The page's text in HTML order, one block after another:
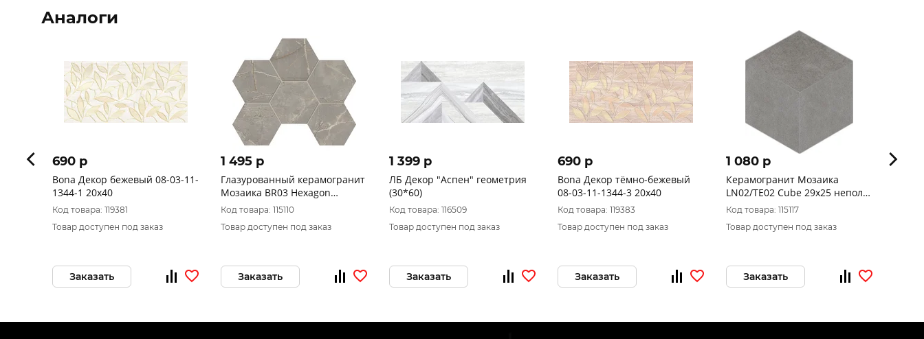
Аналоги
690 p
Bona Декор бежевый 08-03-11-
1344-1 20х40
Код товара: 119381
Товар доступен под заказ
Заказать
1 495 p
Глазурованный керамогранит
Мозаика BR03 Hexagon
25x28,5 непол. (Без
характеристики)
Код товара: 115110
Товар доступен под заказ
Заказать
1 399 p
ЛБ Декор "Аспен" геометрия
(30*60)
Код товара: 116509
Товар доступен под заказ
Заказать
690 p
Bona Декор тёмно-бежевый
08-03-11-1344-3 20х40
Код товара: 119383
Товар доступен под заказ
Заказать
1 080 p
Керамогранит Мозаика
LN02/TE02 Cube 29x25 непол.
(Без характеристики)
Код товара: 115117
Товар доступен под заказ
Заказать
1